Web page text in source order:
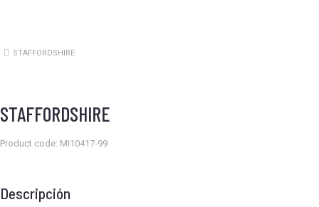
Estás aquí:
STAFFORDSHIRE
STAFFORDSHIRE
Product code: MI10417-99
Descripción